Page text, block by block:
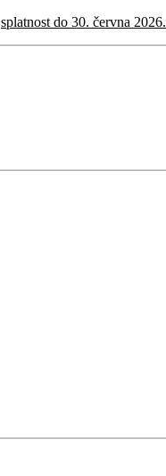
splatnost do 30. června 2026.